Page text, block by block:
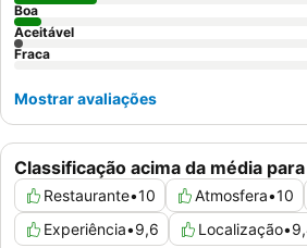
montanha
Classificação acima da média
Restaurante•10 Atmosfera•10
Experiência•9,6 Localização•
Boa
Aceitável
Fraca
Mostrar avaliações